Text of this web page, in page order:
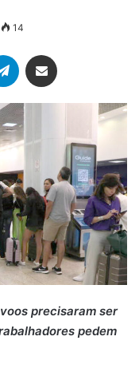
14
Telegram
precisaram ser
pedem